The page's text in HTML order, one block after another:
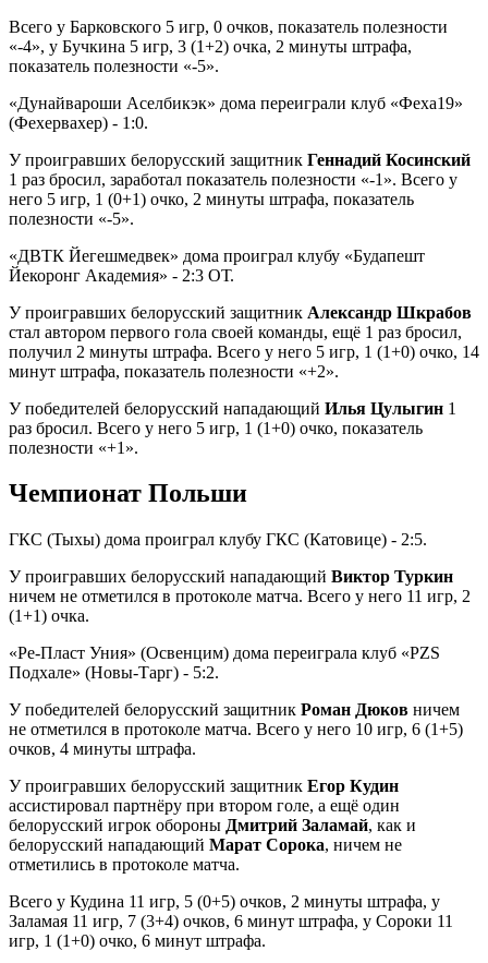
Всего у Барковского 5 игр, 0 очков, показатель полезности
«-4», у Бучкина 5 игр, 3 (1+2) очка, 2 минуты штрафа,
показатель полезности «-5».
«Дунайвароши Аселбикэк» дома переиграли клуб «Феха19»
(Фехервахер) - 1:0.
У проигравших белорусский защитник Геннадий Косинский
1 раз бросил, заработал показатель полезности «-1». Всего у
него 5 игр, 1 (0+1) очко, 2 минуты штрафа, показатель
полезности «-5».
«ДВТК Йегешмедвек» дома проиграл клубу «Будапешт
Йекоронг Академия» - 2:3 ОТ.
У проигравших белорусский защитник Александр Шкрабов
стал автором первого гола своей команды, ещё 1 раз бросил,
получил 2 минуты штрафа. Всего у него 5 игр, 1 (1+0) очко, 14
минут штрафа, показатель полезности «+2».
У победителей белорусский нападающий Илья Цулыгин 1
раз бросил. Всего у него 5 игр, 1 (1+0) очко, показатель
полезности «+1».
Чемпионат Польши
ГКС (Тыхы) дома проиграл клубу ГКС (Катовице) - 2:5.
У проигравших белорусский нападающий Виктор Туркин
ничем не отметился в протоколе матча. Всего у него 11 игр, 2
(1+1) очка.
«Ре-Пласт Уния» (Освенцим) дома переиграла клуб «PZS
Подхале» (Новы-Тарг) - 5:2.
У победителей белорусский защитник Роман Дюков ничем
не отметился в протоколе матча. Всего у него 10 игр, 6 (1+5)
очков, 4 минуты штрафа.
У проигравших белорусский защитник Егор Кудин
ассистировал партнёру при втором голе, а ещё один
белорусский игрок обороны Дмитрий Заламай, как и
белорусский нападающий Марат Сорока, ничем не
отметились в протоколе матча.
Всего у Кудина 11 игр, 5 (0+5) очков, 2 минуты штрафа, у
Заламая 11 игр, 7 (3+4) очков, 6 минут штрафа, у Сороки 11
игр, 1 (1+0) очко, 6 минут штрафа.